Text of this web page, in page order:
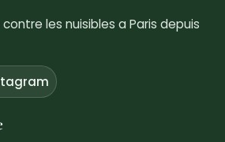
les nuisibles a Paris depuis